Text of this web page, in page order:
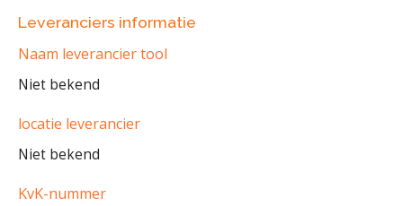
Leveranciers informatie
Naam leverancier tool
Niet bekend
locatie leverancier
Niet bekend
KvK-nummer